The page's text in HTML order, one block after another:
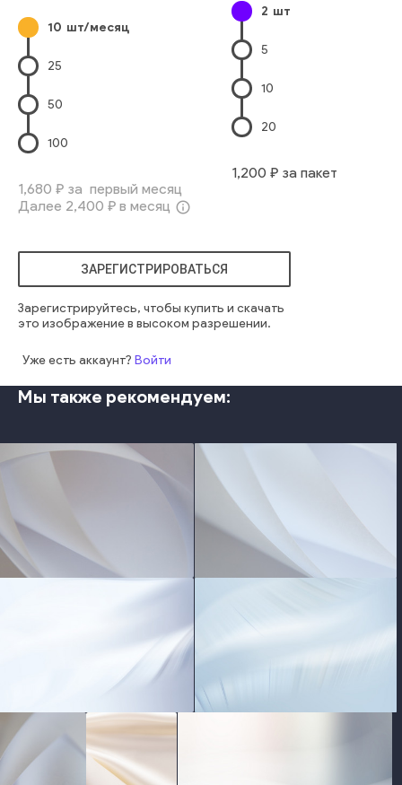
декоративный
зернистый фон
10 шт/месяц
25
50
100
1,680 ₽ за первый месяц
Далее 2,400 ₽ в месяц info_outline
2 шт
5
10
20
1,200 ₽ за пакет
ЗАРЕГИСТРИРОВАТЬСЯ
Зарегистрируйтесь, чтобы купить и скачать
это изображение в высоком разрешении.
Уже есть аккаунт? Войти
Мы также рекомендуем:
photo photo